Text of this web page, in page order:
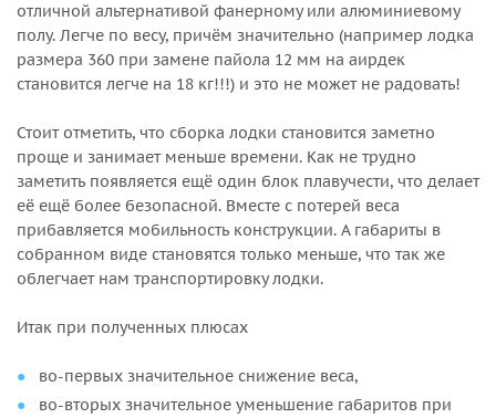
отличной альтернативой фанерному или алюминиевому
полу. Легче по весу, причём значительно (например лодка
размера 360 при замене пайола 12 мм на аирдек
становится легче на 18 кг!!!) и это не может не радовать!
Стоит отметить, что сборка лодки становится заметно
проще и занимает меньше времени. Как не трудно
заметить появляется ещё один блок плавучести, что делает
её ещё более безопасной. Вместе с потерей веса
прибавляется мобильность конструкции. А габариты в
собранном виде становятся только меньше, что так же
облегчает нам транспортировку лодки.
Итак при полученных плюсах
во-первых значительное снижение веса,
во-вторых значительное уменьшение габаритов при